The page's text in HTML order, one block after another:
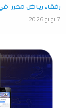
رفقاء رياض محرز في
7 يونيو 2026